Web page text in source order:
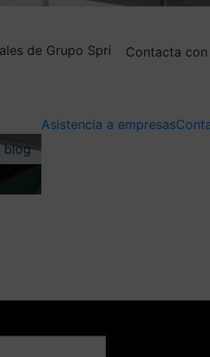
de Grupo Spri
Contacta
blog
Asistencia a empresas